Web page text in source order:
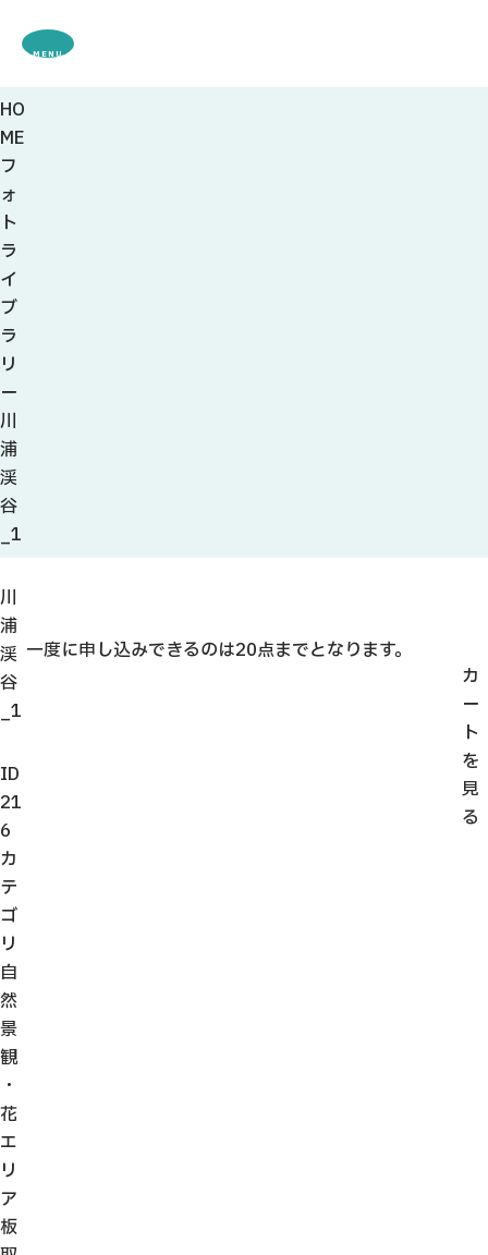
MENU
HO
ME
フ
ォ
ト
ラ
イ
ブ
ラ
リ
ー
川
浦
渓
谷
_1
川
浦
渓
谷
_1
ID
21
6
カ
テ
ゴ
リ
自
然
景
観
・
花
エ
リ
ア
板
一度に申し込みできるのは20点までとなります。
カ
ー
ト
を
見
る